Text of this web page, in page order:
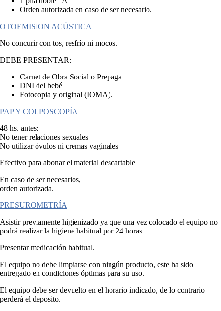
Orden autorizada en caso de ser necesario.
OTOEMISION ACÚSTICA
No concurir con tos, resfrío ni mocos.
DEBE PRESENTAR:
Carnet de Obra Social o Prepaga
DNI del bebé
Fotocopia y original (IOMA).
PAP Y COLPOSCOPÍA
48 hs. antes:
No tener relaciones sexuales
No utilizar óvulos ni cremas vaginales
Efectivo para abonar el material descartable
En caso de ser necesarios,
orden autorizada.
PRESUROMETRÍA
Asistir previamente higienizado ya que una vez colocado el equipo no
podrá realizar la higiene habitual por 24 horas.
Presentar medicación habitual.
El equipo no debe limpiarse con ningún producto, este ha sido
entregado en condiciones óptimas para su uso.
El equipo debe ser devuelto en el horario indicado, de lo contrario
perderá el deposito.